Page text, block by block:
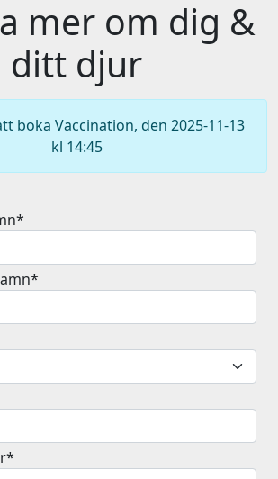
mer om dig &
ditt djur
boka Vaccination, den 2025-11-13
kl 14:45